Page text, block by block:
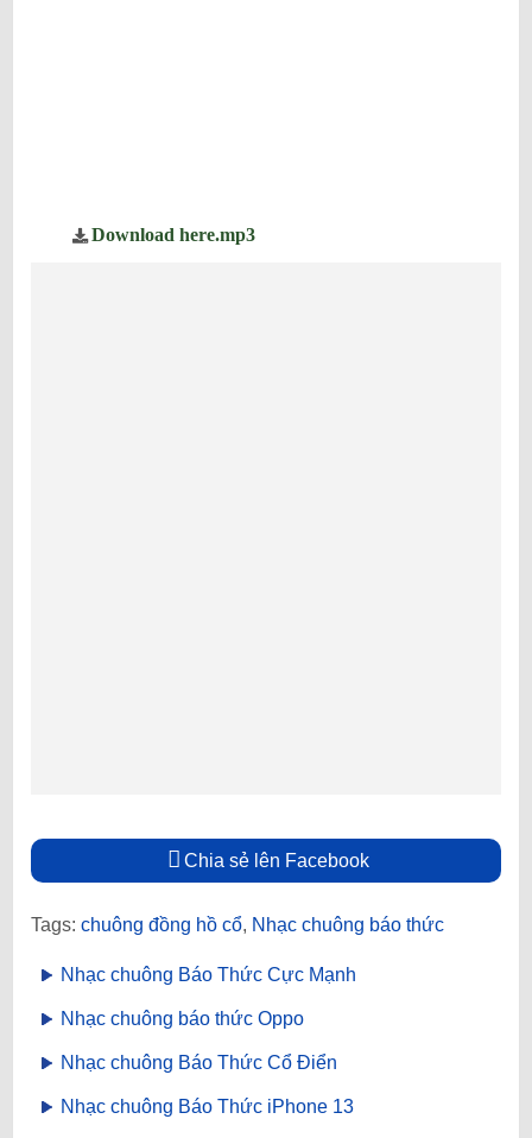
Download here.mp3
Chia sẻ lên Facebook
Tags: chuông đồng hồ cổ, Nhạc chuông báo thức
Nhạc chuông Báo Thức Cực Mạnh
Nhạc chuông báo thức Oppo
Nhạc chuông Báo Thức Cổ Điển
Nhạc chuông Báo Thức iPhone 13